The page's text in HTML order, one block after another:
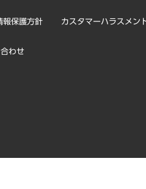
報保護方針 カスタマーハラスメン
わせ